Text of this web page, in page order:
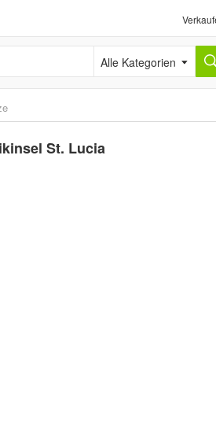
Alle Kategorien
St. Lucia